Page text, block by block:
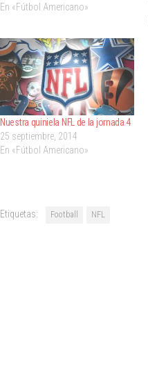
En «Fútbol Americano»
Nuestra quiniela NFL de la jornada 4
25 septiembre, 2014
En «Fútbol Americano»
Etiquetas: Football NFL